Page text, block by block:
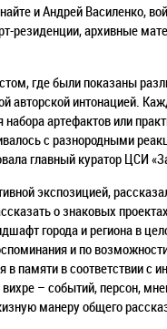
и Андрей Василенко,
резиденции, архивные
где были показаны
авторской интонацией.
артефактов или
с разнородными
главный куратор ЦСИ
экспозицией,
о знаковых
города и региона в
и по
памяти в соответствии с
– событий, персон,
манеру общего